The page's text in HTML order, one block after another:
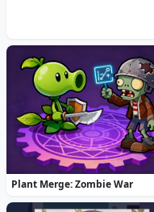
Plant Merge: Zombie War